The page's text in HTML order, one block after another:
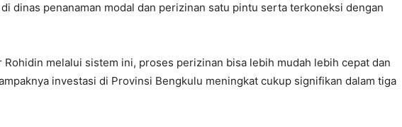
dinas penanaman modal dan perizinan satu pintu serta terkoneksi dengan
Rohidin melalui sistem ini, proses perizinan bisa lebih mudah lebih cepat dan
investasi di Provinsi Bengkulu meningkat cukup signifikan dalam tiga